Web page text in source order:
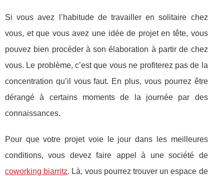
Si vous avez l’habitude de travailler en solitaire chez
vous, et que vous avez une idée de projet en tête, vous
pouvez bien procéder à son élaboration à partir de chez
vous. Le problème, c’est que vous ne profiterez pas de la
concentration qu’il vous faut. En plus, vous pourrez être
dérangé à certains moments de la journée par des
connaissances.
Pour que votre projet voie le jour dans les meilleures
conditions, vous devez faire appel à une société de
coworking biarritz. Là, vous pourrez trouver un espace de